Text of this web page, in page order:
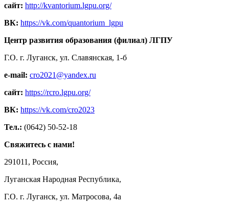
сайт: http://kvantorium.lgpu.org/
ВК: https://vk.com/quantorium_lgpu
Центр развития образования (филиал) ЛГПУ
Г.О. г. Луганск, ул. Славянская, 1-б
e-mail: cro2021@yandex.ru
сайт: https://rcro.lgpu.org/
ВК: https://vk.com/cro2023
Тел.: (0642) 50-52-18
Свяжитесь с нами!
291011, Россия,
Луганская Народная Республика,
Г.О. г. Луганск, ул. Матросова, 4а